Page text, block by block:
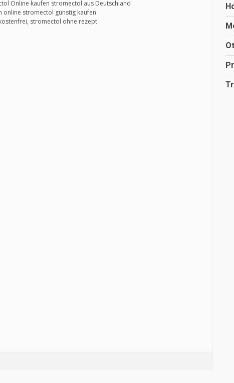
Online kaufen stromectol aus Deutschland
online stromectol günstig kaufen
stromectol ohne rezept